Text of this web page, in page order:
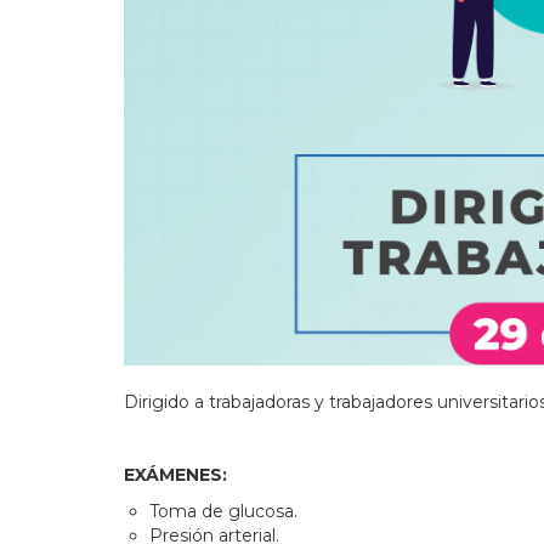
Dirigido a trabajadoras y trabajadores
EXÁMENES:
Toma de glucosa.
Presión arterial.